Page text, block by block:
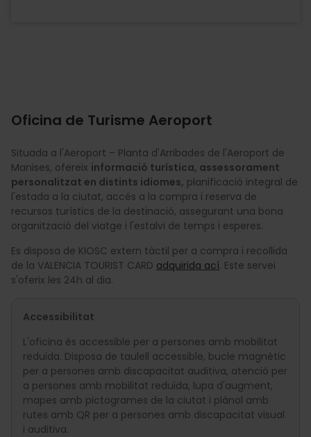
Oficina de Turisme Aeroport
Situada a l'Aeroport – Planta d'Arribades de l'Aeroport de
Manises, ofereix informació turística, assessorament
personalitzat en distints idiomes, planificació integral de
l'estada a la ciutat, accés a la compra i reserva de
recursos turístics de la destinació, assegurant una bona
organització del viatge i l'estalvi de temps i esperes.
Es disposa de KIOSC extern tàctil per a compra i recollida
de la VALENCIA TOURIST CARD adquirida ací. Este servei
s'oferix les 24h al dia.
Accessibilitat
L'oficina és accessible per a persones amb mobilitat
reduïda. Disposa de taulell accessible, bucle magnètic
per a persones amb discapacitat auditiva, atenció per
a persones amb mobilitat reduïda, lupa d'augment,
mapes amb pictogrames de la ciutat i plànol amb
rutes amb QR per a persones amb discapacitat visual
i auditiva.